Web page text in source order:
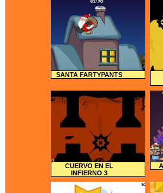
SANTA FARTYPANTS
CUERVO EN EL
INFIERNO 3